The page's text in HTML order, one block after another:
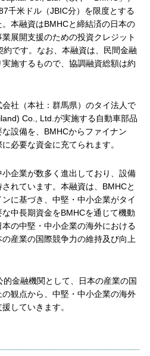
千米ドル（JBIC分）を限度とする
本融資はBMHCと締結済の日本の
展開支援のための投資クレジット
約です。なお、本融資は、民間金融
施するもので、協調融資総額は約
社（本社：群馬県）のタイ法人で
Co., Ltd.が実施する自動車部品
設備を、BMHCからファイナン
必要な資金に充てられます。
企業が数多く進出しており、設備
れています。本融資は、BMHCと
に基づき、中堅・中小企業がタイ
中長期資金をBMHCを通じて機動
の中堅・中小企業の海外における
産業の国際競争力の維持及び向上
金融機関として、日本の産業の国
観点から、中堅・中小企業の海外
していきます。